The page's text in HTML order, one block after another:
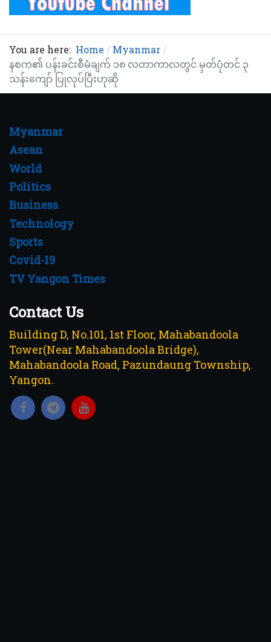
You are here: Home
Myanmar
နစက၏ ပန်းခင်းစီမံချက် ၁၈ လတာကာလတွင် မှတ်ပုံတင် ၃
သန်းကျော် ပြုလုပ်ပြီးဟုဆို
Myanmar
Asean
World
Politics
Business
Technology
Sports
Covid-19
TV Yangon Times
Contact Us
Building D, No.101, 1st Floor, Mahabandoola
Tower(Near Mahabandoola Bridge),
Mahabandoola Road, Pazundaung Township,
Yangon.